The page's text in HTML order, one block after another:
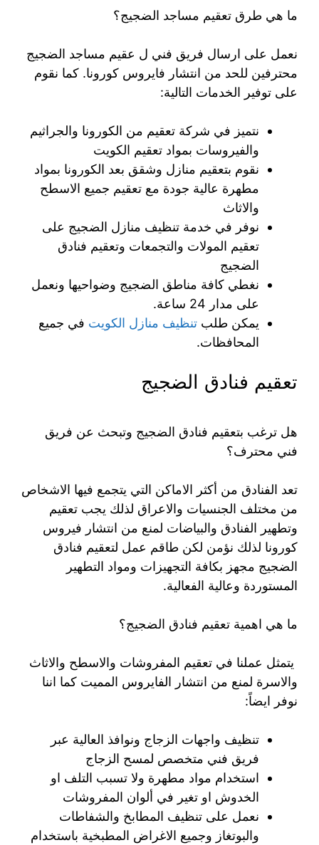
ما هي طرق تعقيم مساجد الضجيج؟
نعمل على ارسال فريق فني ل عقيم مساجد الضجيج
محترفين للحد من انتشار فايروس كورونا. كما نقوم
على توفير الخدمات التالية:
نتميز في شركة تعقيم من الكورونا والجراثيم
والفيروسات بمواد تعقيم الكويت
نقوم بتعقيم منازل وشقق بعد الكورونا بمواد
مطهرة عالية جودة مع تعقيم جميع الاسطح
والاثاث
نوفر في خدمة تنظيف منازل الضجيج على
تعقيم المولات والتجمعات وتعقيم فنادق
الضجيج
نغطي كافة مناطق الضجيج وضواحيها ونعمل
على مدار 24 ساعة.
يمكن طلب تنظيف منازل الكويت في جميع
المحافظات.
تعقيم فنادق الضجيج
هل ترغب بتعقيم فنادق الضجيج وتبحث عن فريق
فني محترف؟
تعد الفنادق من أكثر الاماكن التي يتجمع فيها الاشخاص
من مختلف الجنسيات والاعراق لذلك يجب تعقيم
وتطهير الفنادق والبياضات لمنع من انتشار فيروس
كورونا لذلك نؤمن لكن طاقم عمل لتعقيم فنادق
الضجيج مجهز بكافة التجهيزات ومواد التطهير
المستوردة وعالية الفعالية.
ما هي اهمية تعقيم فنادق الضجيج؟
يتمثل عملنا في تعقيم المفروشات والاسطح والاثاث
والاسرة لمنع من انتشار الفايروس المميت كما اننا
نوفر ايضاً:
تنظيف واجهات الزجاج ونوافذ العالية عبر
فريق فني متخصص لمسح الزجاج
استخدام مواد مطهرة ولا تسبب التلف او
الخدوش او تغير في ألوان المفروشات
نعمل على تنظيف المطابخ والشفاطات
والبوتغاز وجميع الاغراض المطبخية باستخدام